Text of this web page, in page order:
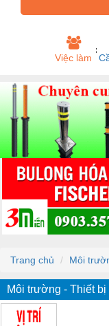
Việc làm
Trang chủ Môi
Môi trường - Thiết bị